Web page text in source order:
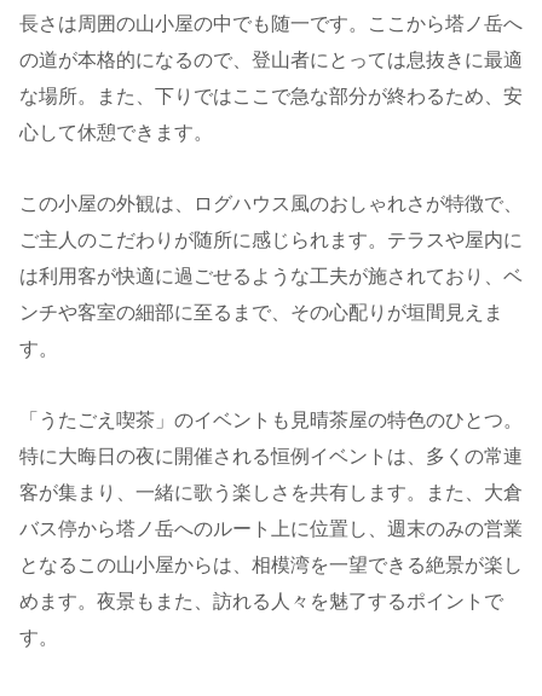
長さは周囲の山小屋の中でも随一です。ここから塔ノ岳へ
の道が本格的になるので、登山者にとっては息抜きに最適
な場所。また、下りではここで急な部分が終わるため、安
心して休憩できます。
この小屋の外観は、ログハウス風のおしゃれさが特徴で、
ご主人のこだわりが随所に感じられます。テラスや屋内に
は利用客が快適に過ごせるような工夫が施されており、ベ
ンチや客室の細部に至るまで、その心配りが垣間見えま
す。
「うたごえ喫茶」のイベントも見晴茶屋の特色のひとつ。
特に大晦日の夜に開催される恒例イベントは、多くの常連
客が集まり、一緒に歌う楽しさを共有します。また、大倉
バス停から塔ノ岳へのルート上に位置し、週末のみの営業
となるこの山小屋からは、相模湾を一望できる絶景が楽し
めます。夜景もまた、訪れる人々を魅了するポイントで
す。